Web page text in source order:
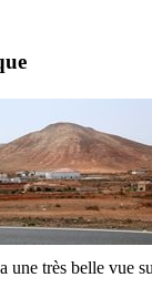
une très belle vue